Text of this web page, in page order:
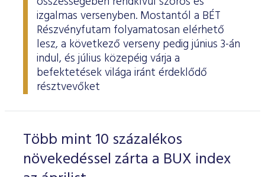
izgalmas versenyben. Mostantól a BÉT
Részvényfutam folyamatosan elérhető
lesz, a következő verseny pedig június 3-án
indul, és július közepéig várja a
befektetések világa iránt érdeklődő
résztvevőket
Több mint 10 százalékos
növekedéssel zárta a BUX index